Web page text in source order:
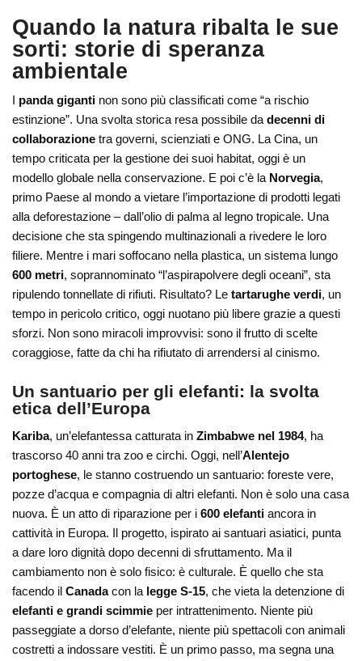
Quando la natura ribalta le sue
sorti: storie di speranza
ambientale
I panda giganti non sono più classificati come “a rischio
estinzione”. Una svolta storica resa possibile dadecenni di
collaborazione tra governi, scienziati e ONG. La Cina, un
tempo criticata per la gestione dei suoi habitat, oggi è un
modello globale nella conservazione. E poi c’è la Norvegia,
primo Paese al mondo a vietare l’importazione di prodotti legati
alla deforestazione – dall’olio di palma al legno tropicale. Una
decisione che sta spingendo multinazionali a rivedere le loro
filiere. Mentre i mari soffocano nella plastica, un sistema lungo
600 metri, soprannominato “l’aspirapolvere degli oceani”, sta
ripulendo tonnellate di rifiuti. Risultato? Letartarughe verdi, un
tempo in pericolo critico, oggi nuotano più libere grazie a questi
sforzi. Non sono miracoli improvvisi: sono il frutto di scelte
coraggiose, fatte da chi ha rifiutato di arrendersi al cinismo.
Un santuario per gli elefanti: la svolta
etica dell’Europa
Kariba, un’elefantessa catturata inZimbabwe nel 1984, ha
trascorso 40 anni tra zoo e circhi. Oggi, nell’Alentejo
portoghese, le stanno costruendo un santuario: foreste vere,
pozze d’acqua e compagnia di altri elefanti. Non è solo una casa
nuova. È un atto di riparazione per i600 elefanti ancora in
cattività in Europa. Il progetto, ispirato ai santuari asiatici, punta
a dare loro dignità dopo decenni di sfruttamento. Ma il
cambiamento non è solo fisico: è culturale. È quello che sta
facendo ilCanadacon la legge S-15, che vieta la detenzione di
elefanti e grandi scimmie per intrattenimento. Niente più
passeggiate a dorso d’elefante, niente più spettacoli con animali
costretti a indossare vestiti. È un primo passo, ma segna una